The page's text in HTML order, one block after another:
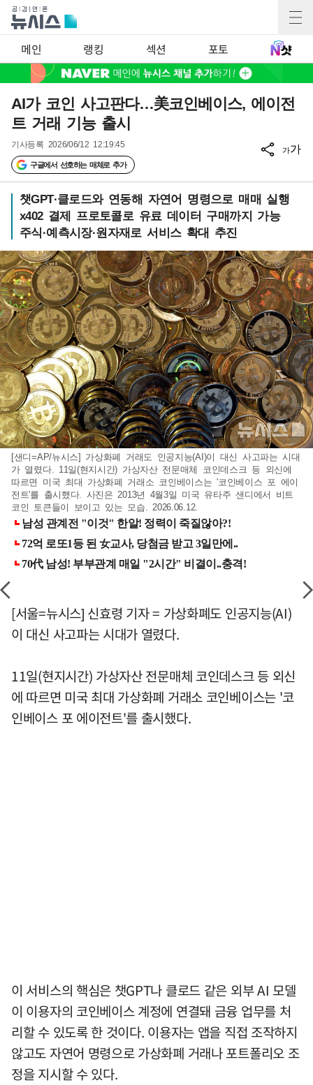
메인 랭킹 섹션 포토
AI가 코인 사고판다…美코인베이스, 에이전
트 거래 기능 출시
기사등록 2026/06/12 12:19:45
구글에서 선호하는 매체로 추가
가가
챗GPT·클로드와 연동해 자연어 명령으로 매매 실행
x402 결제 프로토콜로 유료 데이터 구매까지 가능
주식·예측시장·원자재로 서비스 확대 추진
[샌디=AP/뉴시스] 가상화폐 거래도 인공지능(AI)이 대신 사고파는 시대
가 열렸다. 11일(현지시간) 가상자산 전문매체 코인데스크 등 외신에
따르면 미국 최대 가상화폐 거래소 코인베이스는 '코인베이스 포 에이
전트'를 출시했다. 사진은 2013년 4월3일 미국 유타주 샌디에서 비트
코인 토큰들이 보이고 있는 모습. 2026.06.12.
[서울=뉴시스] 신효령 기자 = 가상화폐도 인공지능(AI)
이 대신 사고파는 시대가 열렸다.
11일(현지시간) 가상자산 전문매체 코인데스크 등 외신
에 따르면 미국 최대 가상화폐 거래소 코인베이스는 '코
인베이스 포 에이전트'를 출시했다.
이 서비스의 핵심은 챗GPT나 클로드 같은 외부 AI 모델
이 이용자의 코인베이스 계정에 연결돼 금융 업무를 처
리할 수 있도록 한 것이다. 이용자는 앱을 직접 조작하지
않고도 자연어 명령으로 가상화폐 거래나 포트폴리오 조
정을 지시할 수 있다.